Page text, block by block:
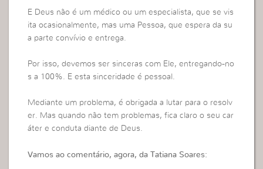
E Deus não é um médico ou um especialista, que se vis
ita ocasionalmente, mas uma Pessoa, que espera da su
a parte convívio e entrega.
Por isso, devemos ser sinceras com Ele, entregando-no
s a 100%. E esta sinceridade é pessoal.
Mediante um problema, é obrigada a lutar para o resolv
er. Mas quando não tem problemas, fica claro o seu car
áter e conduta diante de Deus.
Vamos ao comentário, agora, da Tatiana Soares: